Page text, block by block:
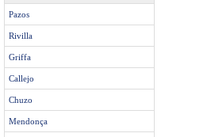
Pazos
Rivilla
Griffa
Callejo
Chuzo
Mendonça